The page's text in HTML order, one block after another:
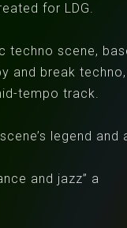
for LDG.
techno scene,
and break techno,
tempo track.
legend and
and jazz” a